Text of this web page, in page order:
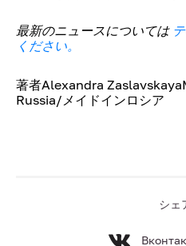
最新のニュースについては
ください。
著者Alexandra
Russia/メイドインロシア
シェ